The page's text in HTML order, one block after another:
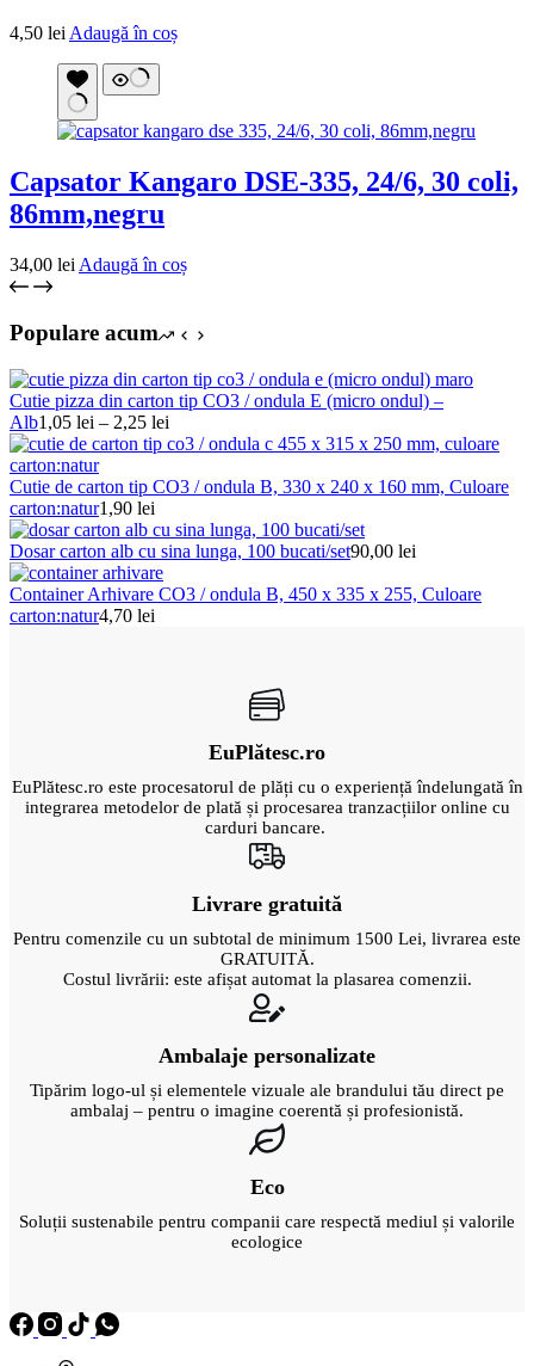
4,50 lei Adaugă în coș
Capsator Kangaro DSE-335, 24/6, 30 coli,
86mm,negru
34,00 lei Adaugă în coș
Populare acum
Cutie pizza din carton tip CO3 / ondula E (micro ondul) –
Alb1,05 lei – 2,25 lei
de
1,05 lei
la
2,25 lei
Cutie de carton tip CO3 / ondula B, 330 x 240 x 160 mm, Culoare
carton:natur1,90 lei
Dosar carton alb cu sina lunga, 100 bucati/set90,00 lei
Container Arhivare CO3 / ondula B, 450 x 335 x 255, Culoare
carton:natur4,70 lei
EuPlătesc.ro
EuPlătesc.ro este procesatorul de plăți cu o experiență îndelungată în
integrarea metodelor de plată și procesarea tranzacțiilor online cu
carduri bancare.
Livrare gratuită
Pentru comenzile cu un subtotal de minimum 1500 Lei, livrarea este
GRATUITĂ.
Costul livrării: este afișat automat la plasarea comenzii.
Ambalaje personalizate
Tipărim logo-ul și elementele vizuale ale brandului tău direct pe
ambalaj – pentru o imagine coerentă și profesionistă.
Eco
Soluții sustenabile pentru companii care respectă mediul și valorile
ecologice